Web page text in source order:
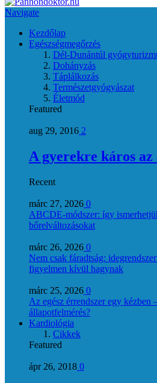
Navigate
Kezdőlap
Egészségmegőrzés
Dél-Dunántúl
Dohányzás
Táplálkozás
Természetgyógyászat
Életmód
Featured
aug 29, 2016 2
A gyerekre káros az
Recent
márc 27, 2026 0
ABCDE‑módszer: így
bőrelváltozásokat
márc 26, 2026 0
Nem csak fáradtság:
figyelmen kívül hagynak
márc 25, 2026 0
Az egész érrendszer egy kézben
állapotfelmérés?
Kardiológia
Cikkek
Featured
ápr 26, 2018 0